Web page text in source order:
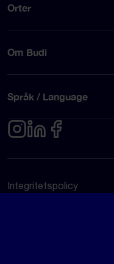
Orter
Om Budi
Språk / Language
Integritetspolicy